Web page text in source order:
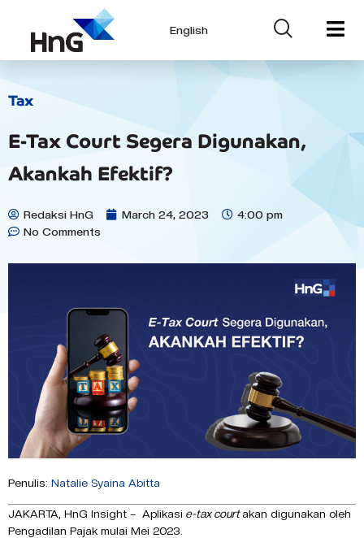
English
Tax
E-Tax Court Segera Digunakan,
Akankah Efektif?
Redaksi HnG March 24, 2023
4:00 pm
No Comments
Penulis: Natalie Syaina Abitta
JAKARTA, HnG Insight – Aplikasi e-tax courtakan digunakan oleh
Pengadilan Pajak mulai Mei 2023.